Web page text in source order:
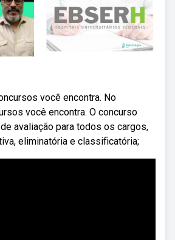
você encontra. No
você encontra. O concurso
avaliação para todos os cargos,
eliminatória e classificatória;